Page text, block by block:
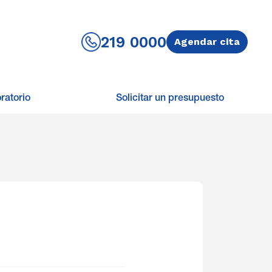
219 0000 Agendar cita
Solicitar un presupuesto